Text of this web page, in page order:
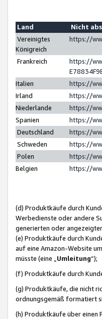
Land
Nicht
Vereinigtes
Königreich
https://
Frankreich
https://
Italien
https://
Irland
https://
Niederlande
https://
Spanien
https://
Deutschland
https://
Schweden
https://
Polen
https://
Belgien
https://
(d) Produktkäufe durch
Werbedienste oder andere
generierten oder
(e) Produktkäufe durch
auf eine Amazon-Website
müsste (eine „ Umleitung“);
(f) Produktkäufe durch
(g) Produktkäufe, die nicht
ordnungsgemäß formatiert
(h) Produktkäufe über einen